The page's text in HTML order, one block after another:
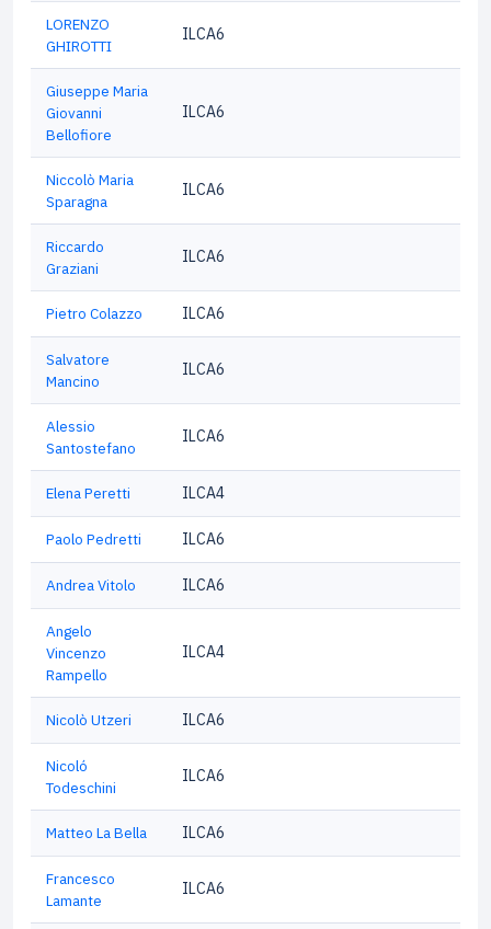
LORENZO
GHIROTTI
ILCA6
Giuseppe Maria
Giovanni
Bellofiore
ILCA6
Niccolò Maria
Sparagna
ILCA6
Riccardo
Graziani
ILCA6
Pietro Colazzo ILCA6
Salvatore
Mancino
ILCA6
Alessio
Santostefano
ILCA6
Elena Peretti ILCA4
Paolo Pedretti ILCA6
Andrea Vitolo ILCA6
Angelo
Vincenzo
Rampello
ILCA4
Nicolò Utzeri ILCA6
Nicoló
Todeschini
ILCA6
Matteo La Bella ILCA6
Francesco
Lamante
ILCA6